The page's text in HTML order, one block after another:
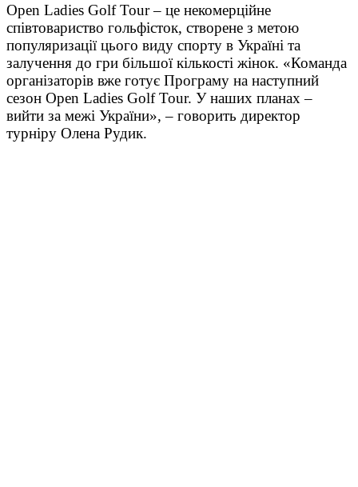
Open Ladies Golf Tour – це некомерційне
співтовариство гольфісток, створене з метою
популяризації цього виду спорту в Україні та
залучення до гри більшої кількості жінок. «Команда
організаторів вже готує Програму на наступний
сезон Open Ladies Golf Tour. У наших планах –
вийти за межі України», – говорить директор
турніру Олена Рудик.